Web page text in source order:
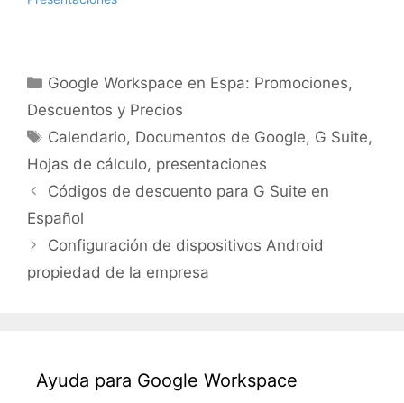
Categorías
Google Workspace en Espa: Promociones,
Descuentos y Precios
Etiquetas
Calendario, Documentos de Google, G Suite,
Hojas de cálculo, presentaciones
Códigos de descuento para G Suite en
Español
Configuración de dispositivos Android
propiedad de la empresa
Ayuda para Google Workspace